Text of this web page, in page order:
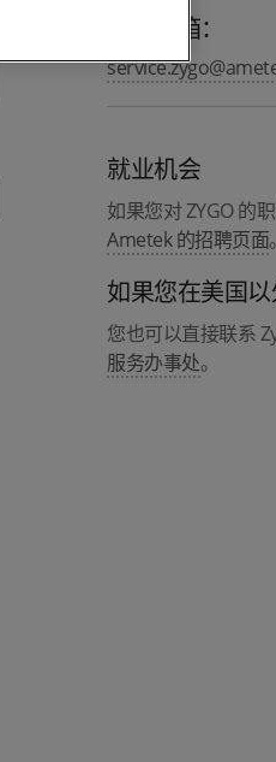
服务邮箱：
就业机会
如果您对 ZYGO 的
Ametek 的招聘页面。
如果您在美国
您也可以直接联系
服务办事处。